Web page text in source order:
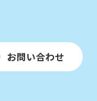
お問い合わせ